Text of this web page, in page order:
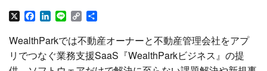
X Facebook
LinkedIn
Line Copy
WealthParkでは不動産オーナーと不動産管理会社をアプ
リでつなぐ業務支援SaaS『WealthParkビジネス』の提